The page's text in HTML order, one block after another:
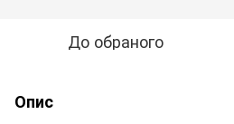
До обраного
Опис